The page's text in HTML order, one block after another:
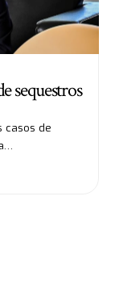
sequestros
casos de